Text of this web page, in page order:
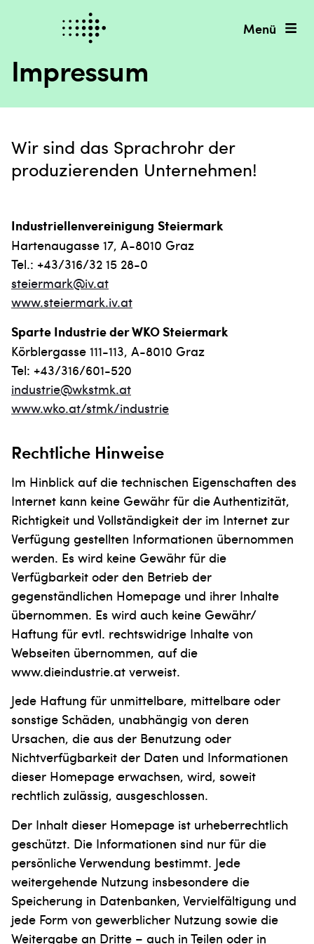
Menü
Impressum
Wir sind das Sprachrohr der
produzierenden Unternehmen!
Industriellenvereinigung Steiermark
Hartenaugasse 17, A-8010 Graz
Tel.: +43/316/32 15 28-0
steiermark@iv.at
www.steiermark.iv.at
Sparte Industrie der WKO Steiermark
Körblergasse 111-113, A-8010 Graz
Tel: +43/316/601-520
industrie@wkstmk.at
www.wko.at/stmk/industrie
Rechtliche Hinweise
Im Hinblick auf die technischen Eigenschaften des
Internet kann keine Gewähr für die Authentizität,
Richtigkeit und Vollständigkeit der im Internet zur
Verfügung gestellten Informationen übernommen
werden. Es wird keine Gewähr für die
Verfügbarkeit oder den Betrieb der
gegenständlichen Homepage und ihrer Inhalte
übernommen. Es wird auch keine Gewähr/
Haftung für evtl. rechtswidrige Inhalte von
Webseiten übernommen, auf die
www.dieindustrie.at verweist.
Jede Haftung für unmittelbare, mittelbare oder
sonstige Schäden, unabhängig von deren
Ursachen, die aus der Benutzung oder
Nichtverfügbarkeit der Daten und Informationen
dieser Homepage erwachsen, wird, soweit
rechtlich zulässig, ausgeschlossen.
Der Inhalt dieser Homepage ist urheberrechtlich
geschützt. Die Informationen sind nur für die
persönliche Verwendung bestimmt. Jede
weitergehende Nutzung insbesondere die
Speicherung in Datenbanken, Vervielfältigung und
jede Form von gewerblicher Nutzung sowie die
Weitergabe an Dritte – auch in Teilen oder in